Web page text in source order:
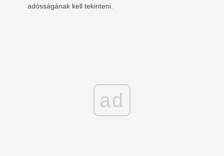
adósságának kell tekinteni.
ad